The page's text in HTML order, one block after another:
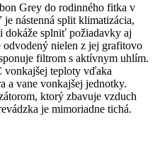
Grey do rodinného fitka v
nástenná split klimatizácia,
dokáže splniť požiadavky aj
odvodený nielen z jej grafitovo
filtrom s aktívnym uhlím.
teploty vďaka
a vane vonkajšej jednotky.
ktorý zbavuje vzduch
je mimoriadne tichá.